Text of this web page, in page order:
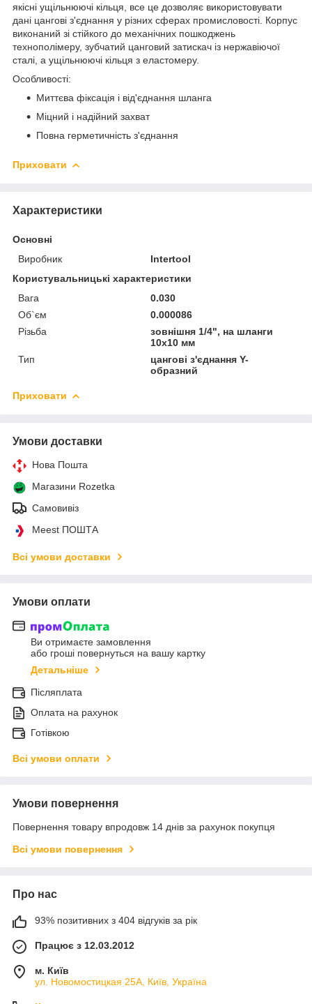
якісні ущільнюючі кільця, все це дозволяє використовувати
дані цангові з'єднання у різних сферах промисловості. Корпус
виконаний зі стійкого до механічних пошкоджень
технополімеру, зубчатий цанговий затискач із нержавіючої
сталі, а ущільнюючі кільця з еластомеру.
Особливості:
Миттєва фіксація і від'єднання шланга
Міцний і надійний захват
Повна герметичність з'єднання
Приховати
Характеристики
Основні
Виробник
Intertool
Користувальницькі характеристики
Вага
0.030
Об`єм
0.000086
Різьба
зовнішня 1/4", на шланги
10х10 мм
Тип
цангові з'єднання Y-
образний
Приховати
Умови доставки
Нова Пошта
Магазини Rozetka
Самовивіз
Meest ПОШТА
Всі умови доставки
Умови оплати
Ви отримаєте замовлення
або гроші повернуться на вашу картку
Детальніше
Післяплата
Оплата на рахунок
Готівкою
Всі умови оплати
Умови повернення
Повернення товару впродовж 14 днів за рахунок покупця
Всі умови повернення
Про нас
93% позитивних з 404 відгуків за рік
Працює з 12.03.2012
м. Київ
ул. Новомостицкая 25А, Київ, Україна